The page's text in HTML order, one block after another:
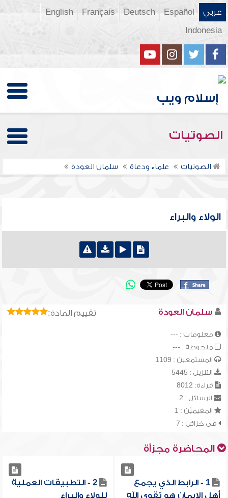
عربي Español
Deutsch
Français
English
Indonesia
الصوتيات
الصوتيات علماء ودعاة سلمان العودة
الولاء والبراء
تقييم المادة: سلمان العودة
معلومات : ---
ملحوظة : ---
المستمعين : 1109
التنزيل : 5445
قراءة: 8012
الرسائل : 2
المقيميّن : 1
في خزائن : 7
المحاضرة مجزأة
1 - الرابط الذي يجمع
أهل الإيمان هو تقوى الله
2 - التطبيقات العملية
للولاء والبراء